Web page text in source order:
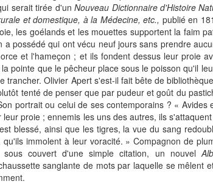
serait tirée d'unNouveau Dictionnaire d'Histoire
et domestique, à la Médecine, etc., publié en
les goélands et les mouettes supportent la faim
a possédé qui ont vécu neuf jours sans prendre
et l'hameçon ; et ils fondent dessus leur proie
pointe que le pêcheur place sous le poisson qu'il
trancher. Olivier Apert s'est-il fait bête de
tenté de penser que par pudeur et goût du
portrait ou celui de ses contemporains ? « Avides
proie ; ennemis les uns des autres, ils
blessé, ainsi que les tigres, la vue du sang
immolent à leur voracité. » Compagnon de
couvert d'une simple citation, un nouvel
sanglante de mots par laquelle se mêlent